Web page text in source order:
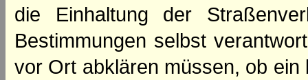
die Einhaltung der
Bestimmungen selbst
vor Ort abklären müssen, ob